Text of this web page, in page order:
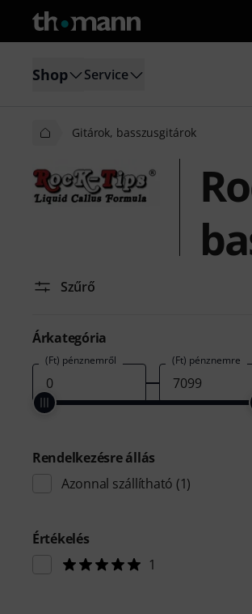
Shop Service
Gitárok, basszusgitárok
Szűrő
Árkategória
(Ft) pénznemről (Ft) pénznemre
Rendelkezésre állás
Azonnal szállítható (1)
Értékelés
1